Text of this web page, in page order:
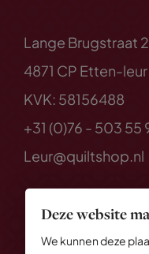
Deze website
We kunnen deze
Lange Brugstraat
4871 CP Etten-leur
KVK: 58156488
+31 (0)76 - 503 55
Leur@quiltshop.nl